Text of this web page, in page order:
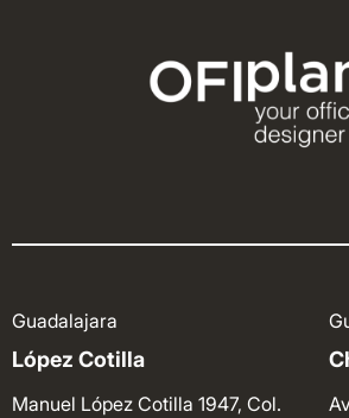
Guadalajara
López Cotilla
Manuel López Cotilla 1947, Col.